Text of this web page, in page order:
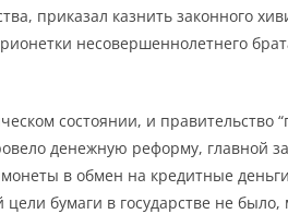
приказал казнить законного
несовершеннолетнего
состоянии, и правительство
денежную реформу, главной
в обмен на кредитные
цели бумаги в государстве не